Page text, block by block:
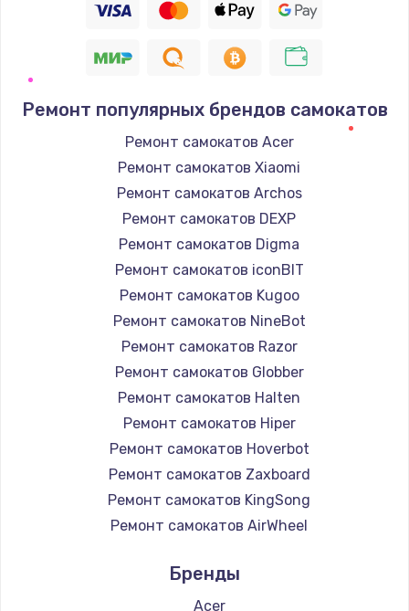
Ремонт популярных брендов самокатов
Ремонт самокатов Acer
Ремонт самокатов Xiaomi
Ремонт самокатов Archos
Ремонт самокатов DEXP
Ремонт самокатов Digma
Ремонт самокатов iconBIT
Ремонт самокатов Kugoo
Ремонт самокатов NineBot
Ремонт самокатов Razor
Ремонт самокатов Globber
Ремонт самокатов Halten
Ремонт самокатов Hiper
Ремонт самокатов Hoverbot
Ремонт самокатов Zaxboard
Ремонт самокатов KingSong
Ремонт самокатов AirWheel
Ремонт самокатов Hunter
Ремонт самокатов Shorner
Бренды
Acer